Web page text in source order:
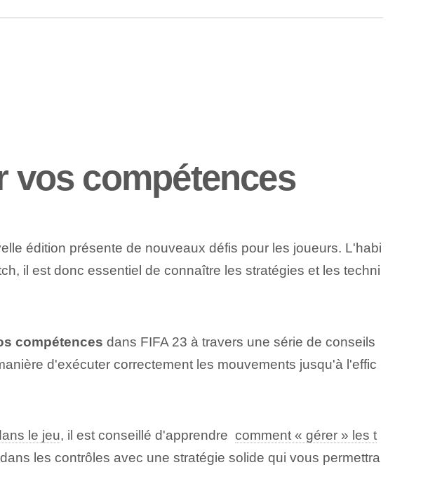
vos compétences
édition présente de nouveaux défis pour les joueurs. L'habi
il est donc essentiel de connaître les stratégies et les techni
‍compétences dans FIFA 23 à travers une série de conseils
d'exécuter correctement les mouvements jusqu'à l'effic
le jeu, il est conseillé d'apprendre ⁤ comment « gérer » les t
les contrôles avec une ⁢stratégie solide⁤ qui vous permettra